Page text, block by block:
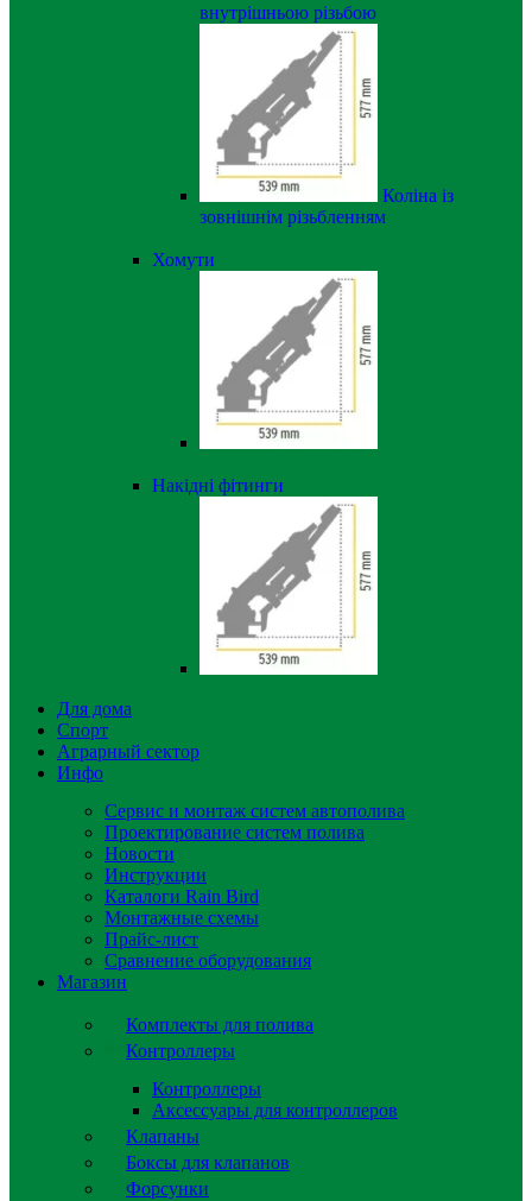
внутрішньою різьбою
Коліна із
зовнішнім різьбленням
Хомути
Накідні фітинги
Для дома
Спорт
Аграрный сектор
Инфо
Сервис и монтаж систем автополива
Проектирование систем полива
Новости
Инструкции
Каталоги Rain Bird
Монтажные схемы
Прайс-лист
Сравнение оборудования
Магазин
Комплекты для полива
Контроллеры
Контроллеры
Аксессуары для контроллеров
Клапаны
Боксы для клапанов
Форсунки